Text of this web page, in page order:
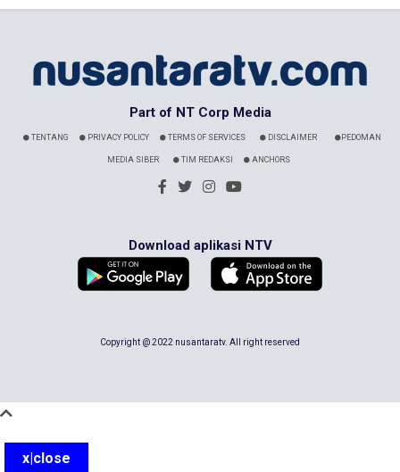
Part of NT Corp Media
TENTANG PRIVACY POLICY TERMS OF SERVICES DISCLAIMER PEDOMAN
MEDIA SIBER TIM REDAKSI ANCHORS
Download aplikasi NTV
Copyright @ 2022 nusantaratv. All right reserved
x|close